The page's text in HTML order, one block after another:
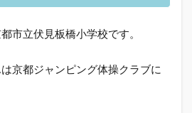
市立伏見板橋小学校です。
京都ジャンピング体操クラブに